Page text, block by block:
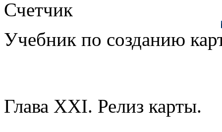
Счетчик
Учебник по созданию
Глава XXI. Релиз карты.